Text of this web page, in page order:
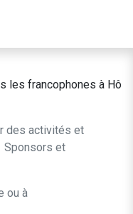
les francophones à Hô
des activités et
​Sponsors et
ou à